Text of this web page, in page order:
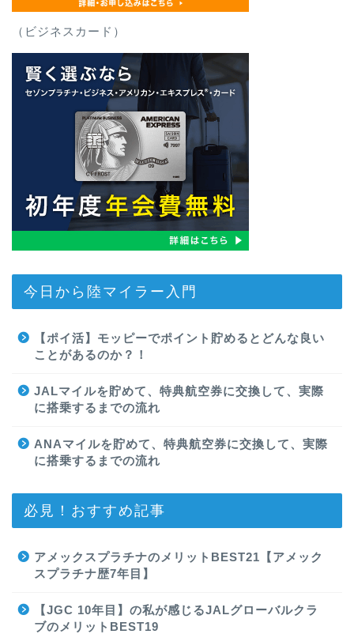
（ビジネスカード）
今日から陸マイラー入門
【ポイ活】モッピーでポイント貯めるとどんな良い
ことがあるのか？！
JALマイルを貯めて、特典航空券に交換して、実際
に搭乗するまでの流れ
ANAマイルを貯めて、特典航空券に交換して、実際
に搭乗するまでの流れ
必見！おすすめ記事
アメックスプラチナのメリットBEST21【アメック
スプラチナ歴7年目】
【JGC 10年目】の私が感じるJALグローバルクラ
ブのメリットBEST19